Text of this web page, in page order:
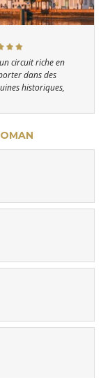
circuit riche en
dans des
historiques,